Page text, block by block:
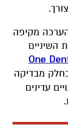
מקיפה
השיניים
One
מבדיקה
עדינים